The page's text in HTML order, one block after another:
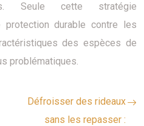
Seule cette stratégie
protection durable contre les
des espèces de
problématiques.
Défroisser des rideaux
sans les repasser :